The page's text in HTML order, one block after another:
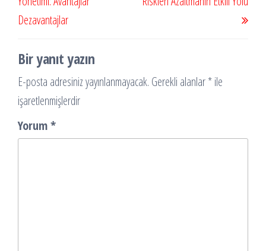
Dezavantajlar
Bir yanıt yazın
E-posta adresiniz yayınlanmayacak. Gerekli alanlar*ile
işaretlenmişlerdir
Yorum*